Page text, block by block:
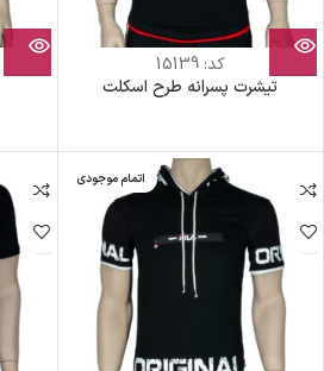
کد:15139
تیشرت پسرانه طرح اسکلت
اتمام موجودی